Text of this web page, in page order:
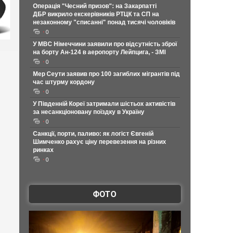
Операція "Чесний призов": на Закарпатті
ДБР викрило екскерівників РТЦК та СП на
незаконному "списанні" понад тисячі чоловіків
0
У МВС Німеччини заявили про відсутність зброї
на борту Ан-124 в аеропорту Лейпцига, - ЗМІ
0
Мер Сеути заявив про 100 загиблих мігрантів під
час штурму кордону
0
У Південній Кореї затримали шістьох активістів
за несанкціоновану поїздку в Україну
0
Санкції, порти, паливо: як логіст Євгеній
Шимченко рахує ціну перевезення на різних
ринках
0
ФОТО